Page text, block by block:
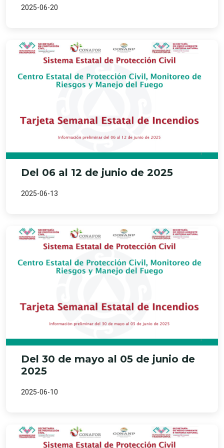
2025-06-20
Del 06 al 12 de junio de 2025
2025-06-13
Del 30 de mayo al 05 de junio de
2025
2025-06-10